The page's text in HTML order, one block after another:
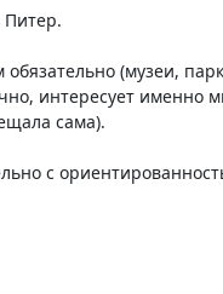
Питер.
(музеи,
интересует именно
сама).
с